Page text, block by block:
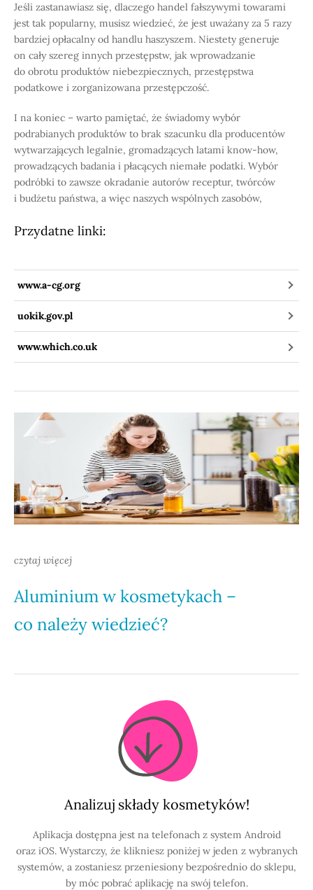
Jeśli zastanawiasz się, dlaczego handel fałszywymi towarami
jest tak popularny, musisz wiedzieć, że jest uważany za 5 razy
bardziej opłacalny od handlu haszyszem. Niestety generuje
on cały szereg innych przestępstw, jak wprowadzanie
do obrotu produktów niebezpiecznych, przestępstwa
podatkowe i zorganizowana przestępczość.
I na koniec – warto pamiętać, że świadomy wybór
podrabianych produktów to brak szacunku dla producentów
wytwarzających legalnie, gromadzących latami know-how,
prowadzących badania i płacących niemałe podatki. Wybór
podróbki to zawsze okradanie autorów receptur, twórców
i budżetu państwa, a więc naszych wspólnych zasobów,
Przydatne linki:
www.a-cg.org
uokik.gov.pl
www.which.co.uk
czytaj więcej
Aluminium w kosmetykach –
co należy wiedzieć?
Analizuj składy kosmetyków!
Aplikacja dostępna jest na telefonach z system Android
oraz iOS. Wystarczy, że klikniesz poniżej w jeden z wybranych
systemów, a zostaniesz przeniesiony bezpośrednio do sklepu,
by móc pobrać aplikację na swój telefon.